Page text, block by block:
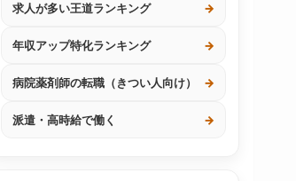
求人が多い王道ランキング →
年収アップ特化ランキング →
病院薬剤師の転職（きつい人向け） →
派遣・高時給で働く →